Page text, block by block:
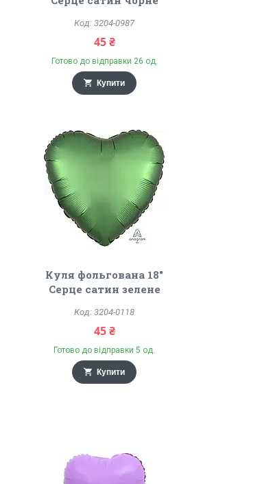
3204-0987
45 ₴
Готово до відправки 26 од.
Купити
Куля фольгована 18"
Серце сатин зелене
3204-0118
45 ₴
Готово до відправки 5 од.
Купити